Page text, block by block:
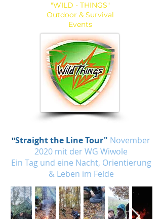
"WILD - THINGS"
Outdoor & Survival
Events
"Straight the Line Tour" November
2020 mit der WG Wiwole
Ein Tag und eine Nacht, Orientierung
& Leben im Felde